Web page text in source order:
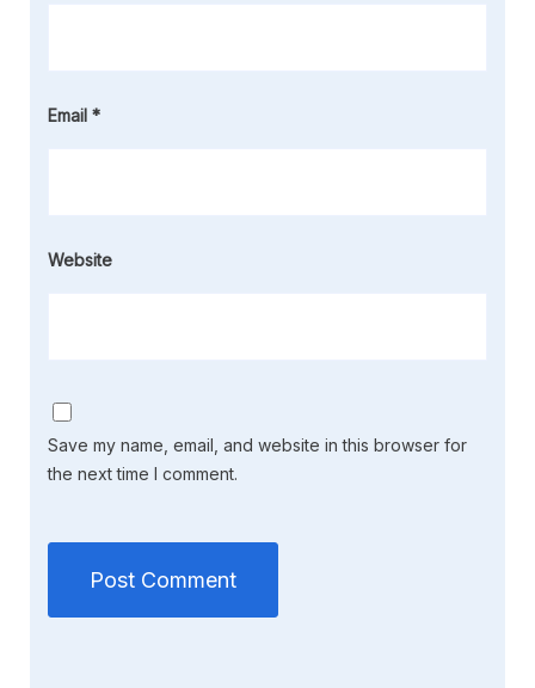
Email *
Website
Save my name, email, and website in this browser for
the next time I comment.